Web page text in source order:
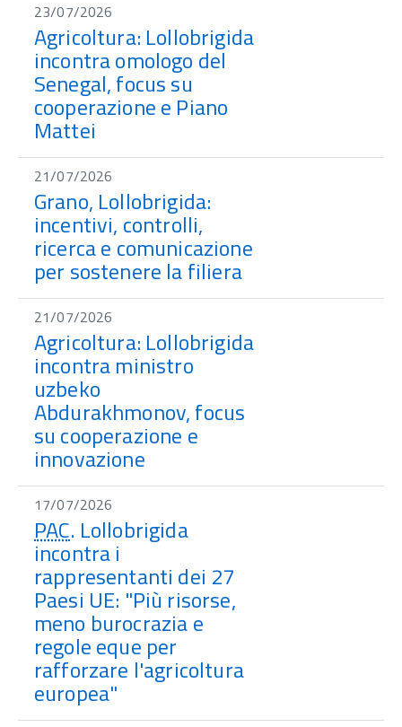
23/07/2026
Agricoltura: Lollobrigida
incontra omologo del
Senegal, focus su
cooperazione e Piano
Mattei
21/07/2026
Grano, Lollobrigida:
incentivi, controlli,
ricerca e comunicazione
per sostenere la filiera
21/07/2026
Agricoltura: Lollobrigida
incontra ministro
uzbeko
Abdurakhmonov, focus
su cooperazione e
innovazione
17/07/2026
PAC. Lollobrigida
incontra i
rappresentanti dei 27
Paesi UE: "Più risorse,
meno burocrazia e
regole eque per
rafforzare l'agricoltura
europea"